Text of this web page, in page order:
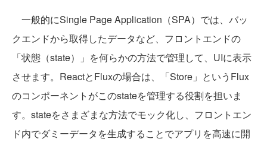
一般的にSingle Page Application（SPA）では、バッ
クエンドから取得したデータなど、フロントエンドの
「状態（state）」を何らかの方法で管理して、UIに表示
させます。ReactとFluxの場合は、「Store」というFlux
のコンポーネントがこのstateを管理する役割を担いま
す。stateをさまざまな方法でモック化し、フロントエン
ド内でダミーデータを生成することでアプリを高速に開